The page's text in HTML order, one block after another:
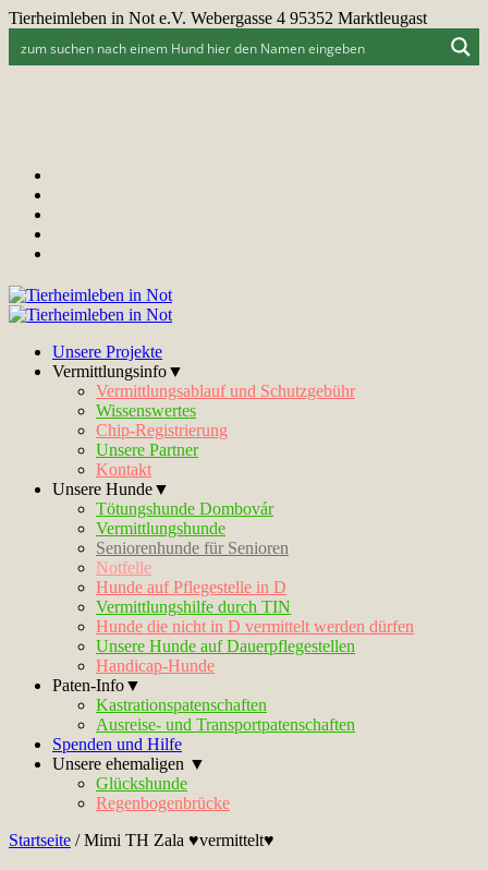
Tierheimleben in Not e.V. Webergasse 4 95352 Marktleugast
Unsere Projekte
Vermittlungsinfo▼
Vermittlungsablauf und Schutzgebühr
Wissenswertes
Chip-Registrierung
Unsere Partner
Kontakt
Unsere Hunde▼
Tötungshunde Dombovár
Vermittlungshunde
Seniorenhunde für Senioren
Notfelle
Hunde auf Pflegestelle in D
Vermittlungshilfe durch TIN
Hunde die nicht in D vermittelt werden dürfen
Unsere Hunde auf Dauerpflegestellen
Handicap-Hunde
Paten-Info▼
Kastrationspatenschaften
Ausreise- und Transportpatenschaften
Spenden und Hilfe
Unsere ehemaligen ▼
Glückshunde
Regenbogenbrücke
Startseite /Mimi TH Zala ♥vermittelt♥